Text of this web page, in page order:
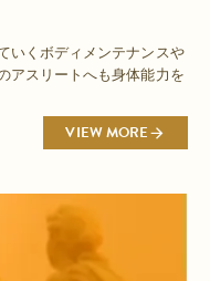
いくボディメンテナンスや
アスリートへも身体能力を
VIEW MORE